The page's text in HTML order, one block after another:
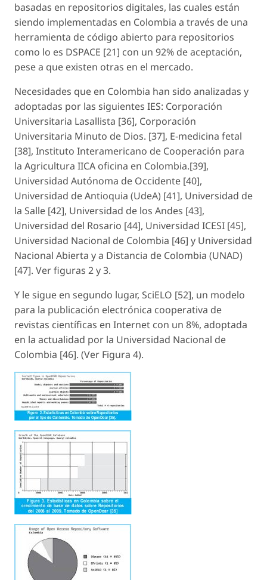
basadas en repositorios digitales, las cuales están
siendo implementadas en Colombia a través de una
herramienta de código abierto para repositorios
como lo es DSPACE [21] con un 92% de aceptación,
pese a que existen otras en el mercado.
Necesidades que en Colombia han sido analizadas y
adoptadas por las siguientes IES: Corporación
Universitaria Lasallista [36], Corporación
Universitaria Minuto de Dios. [37], E-medicina fetal
[38], Instituto Interamericano de Cooperación para
la Agricultura IICA oficina en Colombia.[39],
Universidad Autónoma de Occidente [40],
Universidad de Antioquia (UdeA) [41], Universidad de
la Salle [42], Universidad de los Andes [43],
Universidad del Rosario [44], Universidad ICESI [45],
Universidad Nacional de Colombia [46] y Universidad
Nacional Abierta y a Distancia de Colombia (UNAD)
[47]. Ver figuras 2 y 3.
Y le sigue en segundo lugar, SciELO [52], un modelo
para la publicación electrónica cooperativa de
revistas científicas en Internet con un 8%, adoptada
en la actualidad por la Universidad Nacional de
Colombia [46]. (Ver Figura 4).